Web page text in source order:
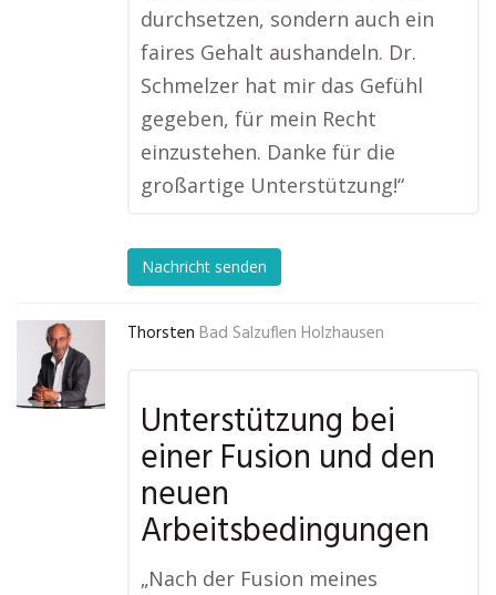
durchsetzen, sondern auch ein
faires Gehalt aushandeln. Dr.
Schmelzer hat mir das Gefühl
gegeben, für mein Recht
einzustehen. Danke für die
großartige Unterstützung!“
Nachricht senden
Thorsten Bad Salzuflen Holzhausen
Unterstützung bei
einer Fusion und den
neuen
Arbeitsbedingungen
„Nach der Fusion meines